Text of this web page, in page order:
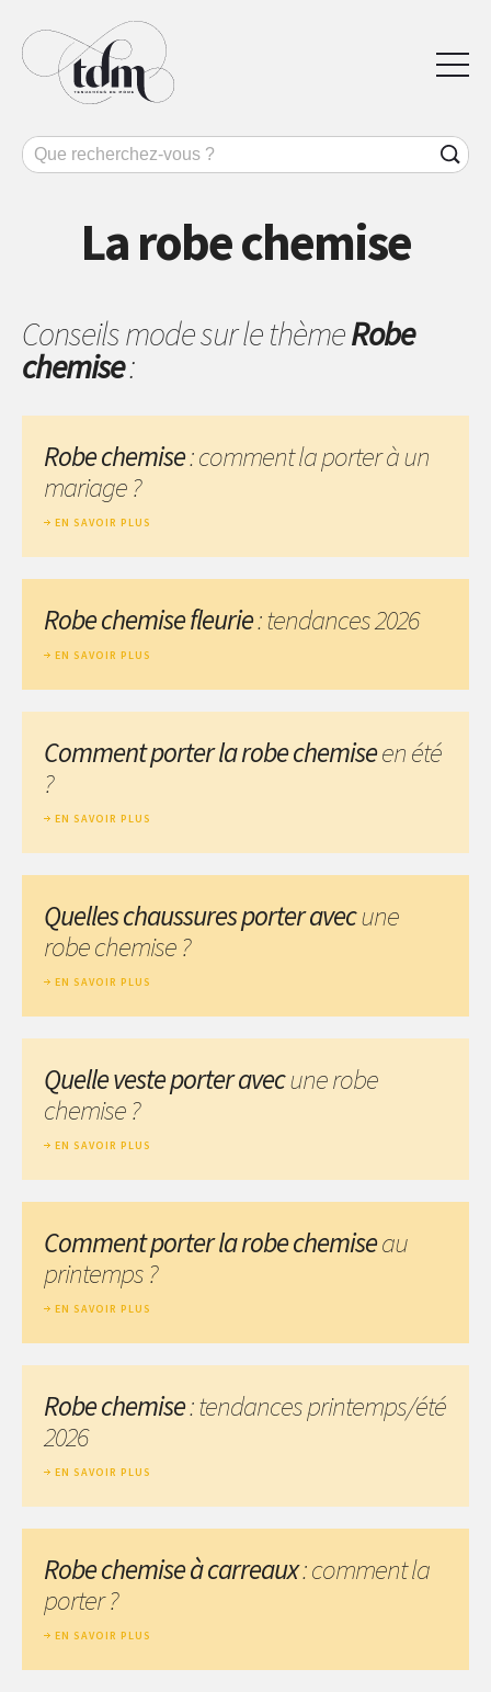
La robe chemise
Conseils mode sur le thèmeRobe
chemise:
Robe chemise: comment la porter à un
mariage ?
EN SAVOIR PLUS
Robe chemise fleurie: tendances 2026
EN SAVOIR PLUS
Comment porter la robe chemiseen été
?
EN SAVOIR PLUS
Quelles chaussures porter avecune
robe chemise ?
EN SAVOIR PLUS
Quelle veste porter avecune robe
chemise ?
EN SAVOIR PLUS
Comment porter la robe chemiseau
printemps ?
EN SAVOIR PLUS
Robe chemise: tendances printemps/été
2026
EN SAVOIR PLUS
Robe chemise à carreaux: comment la
porter ?
EN SAVOIR PLUS